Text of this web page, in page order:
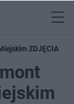
ZDJĘCIA